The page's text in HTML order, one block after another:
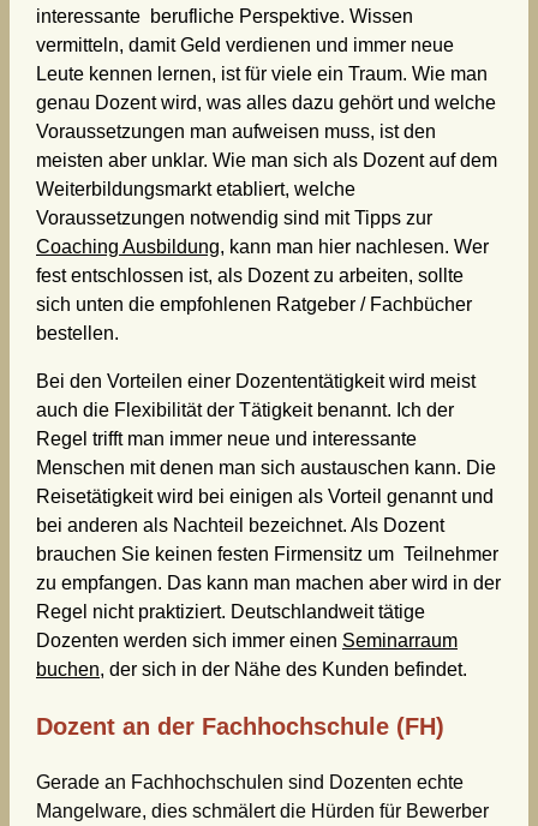
interessante berufliche Perspektive. Wissen
vermitteln, damit Geld verdienen und immer neue
Leute kennen lernen, ist für viele ein Traum. Wie man
genau Dozent wird, was alles dazu gehört und welche
Voraussetzungen man aufweisen muss, ist den
meisten aber unklar. Wie man sich als Dozent auf dem
Weiterbildungsmarkt etabliert, welche
Voraussetzungen notwendig sind mit Tipps zur
Coaching Ausbildung, kann man hier nachlesen. Wer
fest entschlossen ist, als Dozent zu arbeiten, sollte
sich unten die empfohlenen Ratgeber / Fachbücher
bestellen.
Bei den Vorteilen einer Dozententätigkeit wird meist
auch die Flexibilität der Tätigkeit benannt. Ich der
Regel trifft man immer neue und interessante
Menschen mit denen man sich austauschen kann. Die
Reisetätigkeit wird bei einigen als Vorteil genannt und
bei anderen als Nachteil bezeichnet. Als Dozent
brauchen Sie keinen festen Firmensitz um Teilnehmer
zu empfangen. Das kann man machen aber wird in der
Regel nicht praktiziert. Deutschlandweit tätige
Dozenten werden sich immer einen Seminarraum
buchen, der sich in der Nähe des Kunden befindet.
Dozent an der Fachhochschule (FH)
Gerade an Fachhochschulen sind Dozenten echte
Mangelware, dies schmälert die Hürden für Bewerber